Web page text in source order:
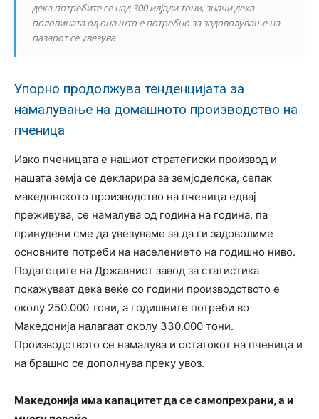
дека потребите се над 300 илјади тони, значи дека
половината од она што е потребно за задоволување на
пазарот се увезува
Упорно продолжува тенденцијата за
намалување на домашното производство на
пченица
Иако пченицата е нашиот стратегиски производ и
нашата земја се декларира за земјоделска, сепак
македонското производство на пченица едвај
преживува, се намалува од година на година, па
принудени сме да увезуваме за да ги задоволиме
основните потреби на населението на годишно ниво.
Податоците на Државниот завод за статистика
покажуваат дека веќе со години производството е
околу 250.000 тони, а годишните потреби во
Македонија налагаат околу 330.000 тони.
Производството се намалува и остатокот на пченица и
на брашно се дополнува преку увоз.
Македонија има капацитет да се самопрехрани, а и